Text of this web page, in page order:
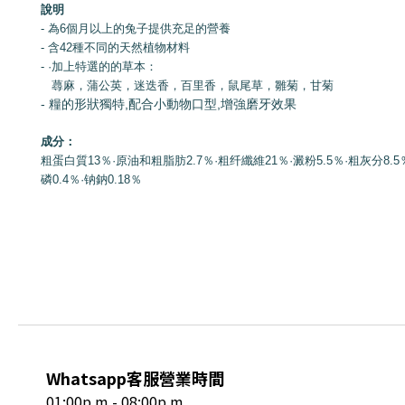
說明
- 為6個月以上的兔子提供充足的營養
- 含42種不同的天然植物材料
- ·加上特選的的草本：
蕁麻，蒲公英，迷迭香，百里香，鼠尾草，雛菊，甘菊
- 糧的形狀獨特,配合小動物口型,增強磨牙效果
成分：
粗蛋白質13％·原油和粗脂肪2.7％·粗纤纖維21％·澱粉5.5％·粗灰分8.5
磷0.4％·钠鈉0.18％
Whatsapp客服營業時間